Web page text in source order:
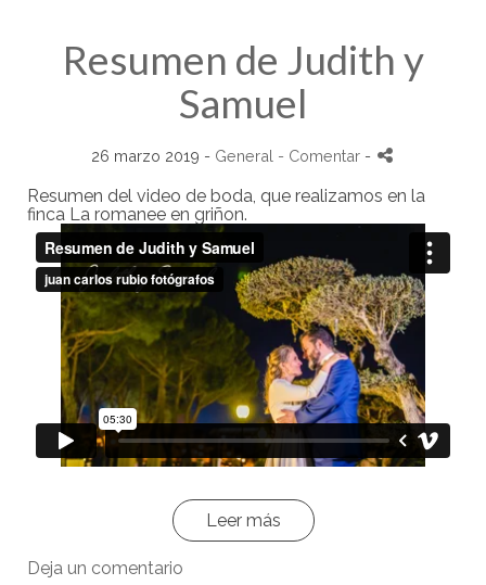
Resumen de Judith y
Samuel
26 marzo 2019 - General - Comentar -
Resumen del video de boda, que realizamos en la
finca La romanee en griñon.
Leer más
Deja un comentario